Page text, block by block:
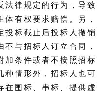
法律规定的行为，导致
有权要求赔偿。另，
投标截止后投标人撤销
与招标人订立合同，
加条件或者不按照招标
种情形外，招标人也可
在围标、串标、提供虚